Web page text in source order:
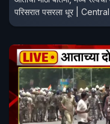
परिसरात पसरला धूर |